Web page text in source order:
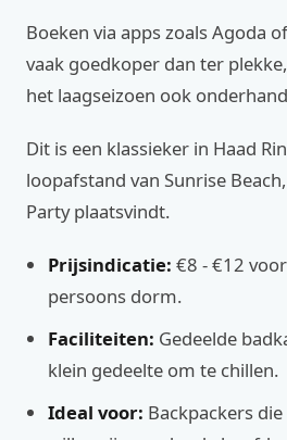
Boeken via apps zoals Agoda
vaak goedkoper dan ter
het laagseizoen ook
Dit is een klassieker in Haad
loopafstand van Sunrise
Party plaatsvindt.
Prijsindicatie: €8 - €12
persoons dorm.
Faciliteiten: Gedeelde
klein gedeelte om te chillen.
Ideal voor: Backpackers